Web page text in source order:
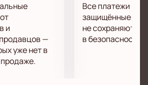
и
—
уже нет в
Все платежи
защищённые
не сохраняются
в безопасности.